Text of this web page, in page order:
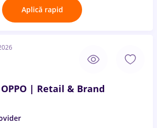
Aplică rapid
| Retail & Brand